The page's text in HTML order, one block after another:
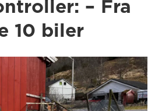
– Fra
10 biler